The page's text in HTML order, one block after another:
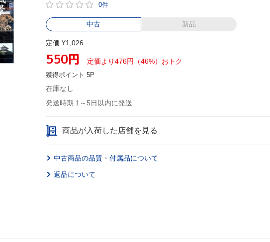
0件
中古 新品
定価 ¥1,026
550円 定価より476円（46%）おトク
獲得ポイント 5P
在庫なし
発送時期 1～5日以内に発送
商品が入荷した店舗を見る
中古商品の品質・付属品について
返品について